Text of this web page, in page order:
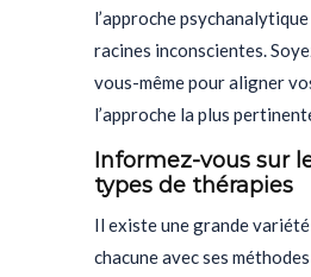
l’approche
racines inconscientes.
vous-même pour aligner
l’approche la plus
Informez-vous sur
types de thérapies
Il existe une grande
chacune avec ses